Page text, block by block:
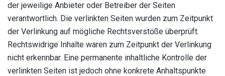
der jeweilige Anbieter oder Betreiber der Seiten
verantwortlich. Die verlinkten Seiten wurden zum Zeitpunkt
der Verlinkung auf mögliche Rechtsverstöße überprüft.
Rechtswidrige Inhalte waren zum Zeitpunkt der Verlinkung
nicht erkennbar. Eine permanente inhaltliche Kontrolle der
verlinkten Seiten ist jedoch ohne konkrete Anhaltspunkte